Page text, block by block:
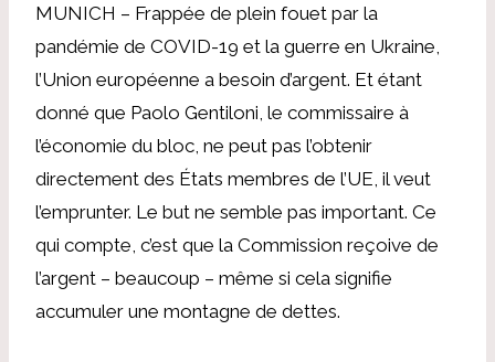
MUNICH – Frappée de plein fouet par la
pandémie de COVID-19 et la guerre en Ukraine,
l’Union européenne a besoin d’argent. Et étant
donné que Paolo Gentiloni, le commissaire à
l’économie du bloc, ne peut pas l’obtenir
directement des États membres de l’UE, il veut
l’emprunter. Le but ne semble pas important. Ce
qui compte, c’est que la Commission reçoive de
l’argent – ​​beaucoup – même si cela signifie
accumuler une montagne de dettes.